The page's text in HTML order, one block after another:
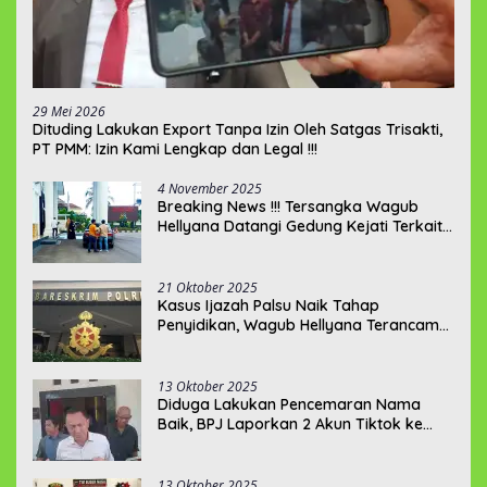
29 Mei 2026
‎Dituding Lakukan Export Tanpa Izin Oleh Satgas Trisakti,
PT PMM: Izin Kami Lengkap dan Legal !!!
4 November 2025
Breaking News !!! Tersangka Wagub
Hellyana Datangi Gedung Kejati Terkait
21 Oktober 2025
Kasus Ijazah Palsu Naik Tahap
Penyidikan, Wagub Hellyana Terancam
13 Oktober 2025
Diduga Lakukan Pencemaran Nama
Baik, BPJ Laporkan 2 Akun Tiktok ke